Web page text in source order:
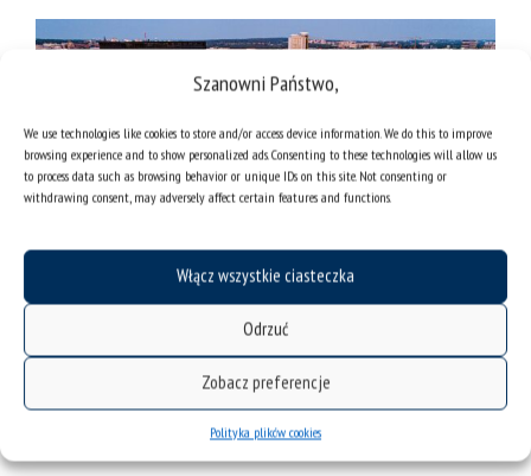
Szanowni Państwo,
We use technologies like cookies to store and/or access device information. We do this to improve
browsing experience and to show personalized ads. Consenting to these technologies will allow us
to process data such as browsing behavior or unique IDs on this site. Not consenting or
withdrawing consent, may adversely affect certain features and functions.
Włącz wszystkie ciasteczka
Odrzuć
Zobacz preferencje
Polityka plików cookies
Katowice z lotu ptaka, mat. AdobeStock